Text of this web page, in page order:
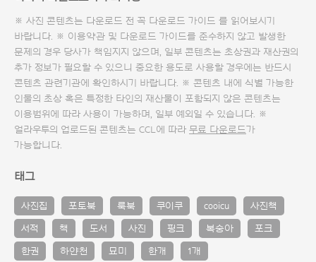
※ 사진 콘텐츠는 다운로드 전 꼭 다운로드 가이드 를 읽어보시기
바랍니다. ※ 이용약관 및 다운로드 가이드를 준수하지 않고 발생한
문제의 경우 당사가 책임지지 않으며, 일부 콘텐츠는 초상권과 재산권의
추가 정보가 필요할 수 있으니 중요한 용도로 사용할 경우에는 반드시
콘텐츠 관련기관에 확인하시기 바랍니다. ※ 콘텐츠 내에 식별 가능한
인물의 초상 혹은 특정한 타인의 재산물이 포함되지 않은 콘텐츠는
이용범위에 따라 사용이 가능하며, 일부 예외일 수 있습니다. ※
얼라우투의 업로드된 콘텐츠는 CCL에 따라 무료 다운로드가
가능합니다.
태그
사진집 포토북 룩북 쿠이쿠 cooicu 사진책
서적 책 도서 사진 핑크 복숭아 포크
한권 하얀천 묘미 한개 1개